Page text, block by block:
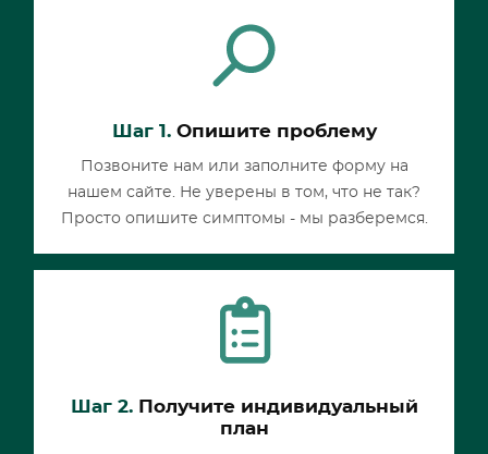
Шаг 1.Опишите проблему
Позвоните нам или заполните форму на
нашем сайте. Не уверены в том, что не так?
Просто опишите симптомы - мы разберемся.
Шаг 2.Получите индивидуальный
план